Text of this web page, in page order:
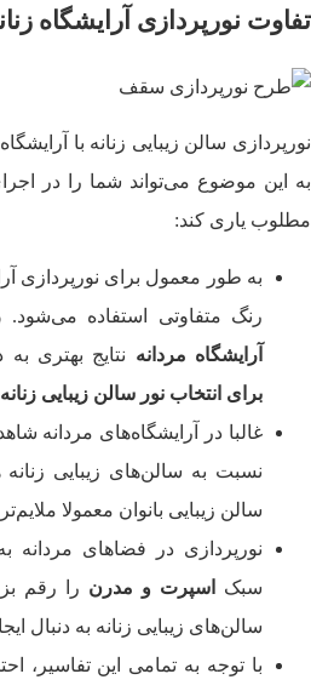
تفاوت نورپردازی آرایشگاه
نورپردازی سالن زیبایی زنانه با
به این موضوع می‌تواند شما را در
مطلوب یاری کند:
به طور معمول برای نورپردازی
رنگ متفاوتی استفاده می‌شود.
آرایشگاه مردانه نتایج بهتری به
برای انتخاب نور سالن زیبایی
غالبا در آرایشگاه‌های مردانه
نسبت به سالن‌های زیبایی
سالن‌ زیبایی بانوان معمولا
نورپردازی در فضاهای مردانه
سبک
اسپرت و مدرن را رقم
سالن‌های زیبایی زنانه به دنبال
با توجه به تمامی این تفاسیر،